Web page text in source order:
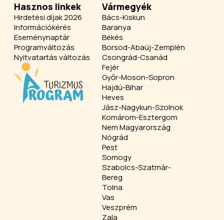
Hasznos linkek
Hirdetési díjak 2026
Információkérés
Eseménynaptár
Programváltozás
Nyitvatartás változás
Vármegyék
Bács-Kiskun
Baranya
Békés
Borsod-Abaúj-Zemplén
Csongrád-Csanád
Fejér
Győr-Moson-Sopron
Hajdú-Bihar
Heves
Jász-Nagykun-Szolnok
Komárom-Esztergom
Nem Magyarország
Nógrád
Pest
Somogy
Szabolcs-Szatmár-
Bereg
Tolna
Vas
Veszprém
Zala